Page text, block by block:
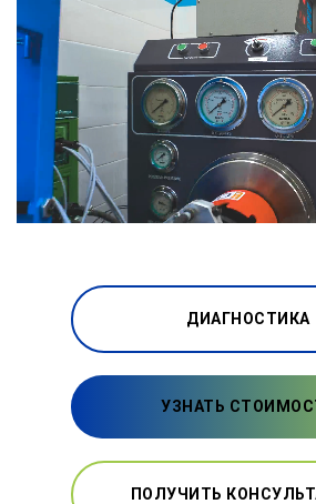
ДИАГНОСТИКА
УЗНАТЬ
ПОЛУЧИТЬ